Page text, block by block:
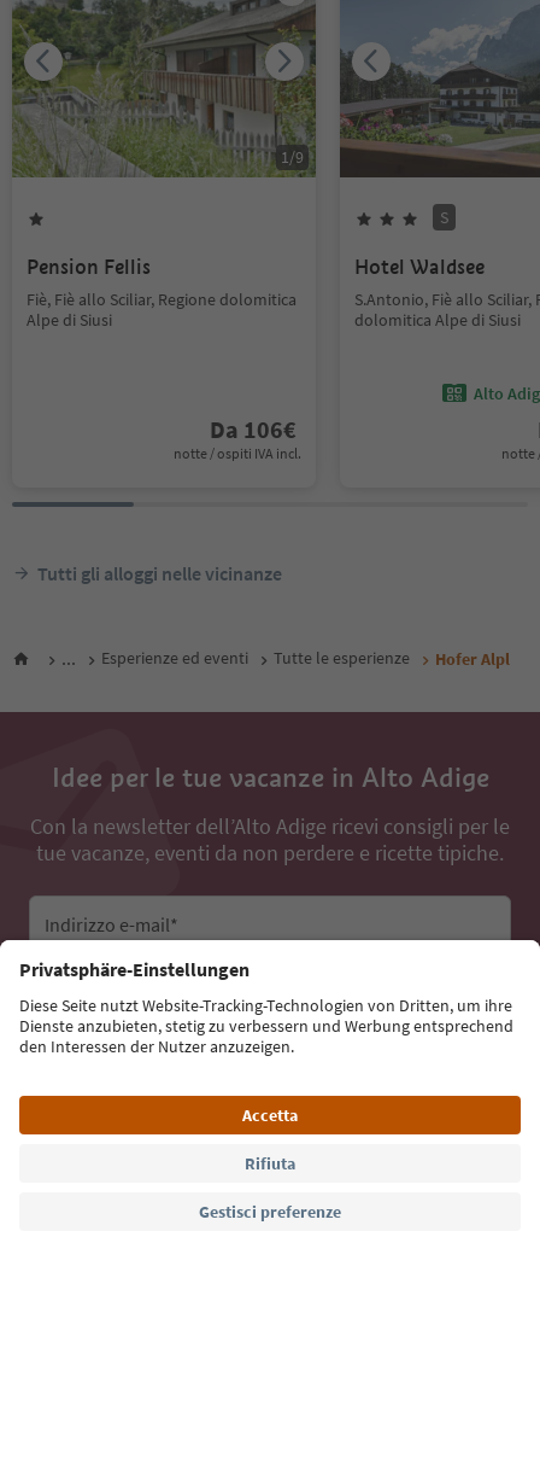
1/9
Pension Fellis
Fiè, Fiè allo Sciliar, Regione dolomitica
Alpe di Siusi
Da 106€
notte / ospiti IVA incl.
S
Hotel Waldsee
S.Antonio, Fiè allo Sciliar,
dolomitica Alpe di Siusi
Alto
notte
Tutti gli alloggi nelle vicinanze
... Esperienze ed eventi Tutte le esperienze Hofer Alpl
Idee per le tue vacanze in Alto Adige
Con la newsletter dell’Alto Adige ricevi consigli per le
tue vacanze, eventi da non perdere e ricette tipiche.
Indirizzo e-mail*
Iscriviti alla newsletter